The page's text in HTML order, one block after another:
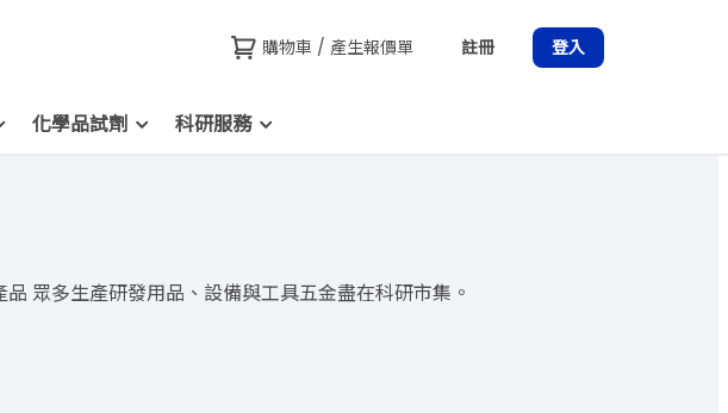
購物車 / 產生報價單 註冊 登入
化學品試劑 科研服務
眾多生產研發用品、設備與工具五金盡在科研市集。